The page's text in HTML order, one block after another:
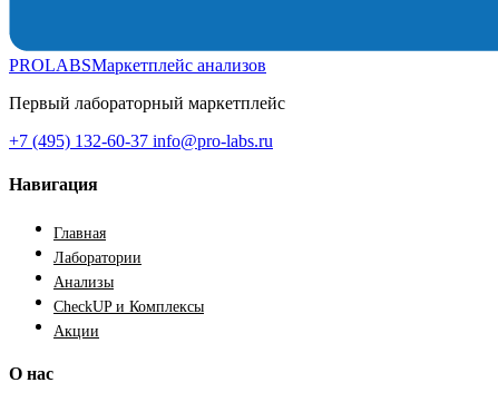
PROLABSМаркетплейс анализов
Первый лабораторный маркетплейс
+7 (495) 132-60-37 info@pro-labs.ru
Навигация
Главная
Лаборатории
Анализы
CheckUP и Комплексы
Акции
О нас